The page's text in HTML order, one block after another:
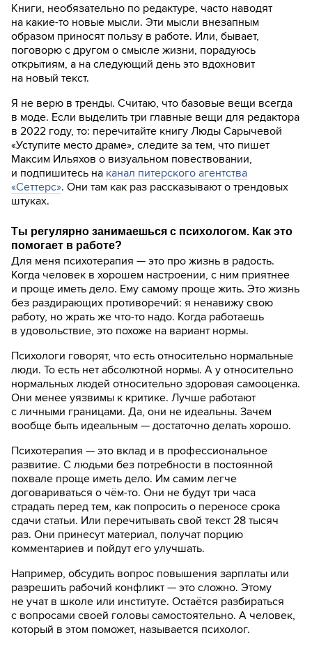
Книги, необязательно по редактуре, часто наводят
на какие-то новые мысли. Эти мысли внезапным
образом приносят пользу в работе. Или, бывает,
поговорю с другом о смысле жизни, порадуюсь
открытиям, а на следующий день это вдохновит
на новый текст.
Я не верю в тренды. Считаю, что базовые вещи всегда
в моде. Если выделить три главные вещи для редактора
в 2022 году, то: перечитайте книгу Люды Сарычевой
«Уступите место драме», следите за тем, что пишет
Максим Ильяхов о визуальном повествовании,
и подпишитесь на канал питерского агентства
«Сеттерс». Они там как раз рассказывают о трендовых
штуках.
Ты регулярно занимаешься с психологом. Как это
помогает в работе?
Для меня психотерапия — это про жизнь в радость.
Когда человек в хорошем настроении, с ним приятнее
и проще иметь дело. Ему самому проще жить. Это жизнь
без раздирающих противоречий: я ненавижу свою
работу, но жрать же что-то надо. Когда работаешь
в удовольствие, это похоже на вариант нормы.
Психологи говорят, что есть относительно нормальные
люди. То есть нет абсолютной нормы. А у относительно
нормальных людей относительно здоровая самооценка.
Они менее уязвимы к критике. Лучше работают
с личными границами. Да, они не идеальны. Зачем
вообще быть идеальным — достаточно делать хорошо.
Психотерапия — это вклад и в профессиональное
развитие. С людьми без потребности в постоянной
похвале проще иметь дело. Им самим легче
договариваться о чём-то. Они не будут три часа
страдать перед тем, как попросить о переносе срока
сдачи статьи. Или перечитывать свой текст 28 тысяч
раз. Они принесут материал, получат порцию
комментариев и пойдут его улучшать.
Например, обсудить вопрос повышения зарплаты или
разрешить рабочий конфликт — это сложно. Этому
не учат в школе или институте. Остаётся разбираться
с вопросами своей головы самостоятельно. А человек,
который в этом поможет, называется психолог.